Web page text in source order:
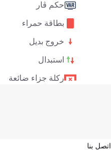
حكم ڤار
بطاقة حمراء
خروج بديل
استبدال
ركلة جزاء ضائعة
اتصل بنا